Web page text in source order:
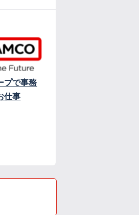
プで事務
仕事